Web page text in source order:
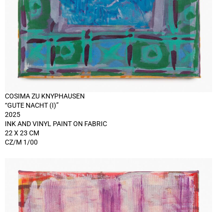
COSIMA ZU KNYPHAUSEN
“GUTE NACHT (I)”
2025
INK AND VINYL PAINT ON FABRIC
22 X 23 CM
CZ/M 1/00